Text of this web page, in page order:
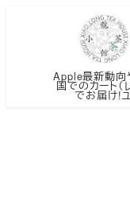
Apple最新動向
国でのカート
でお届け!